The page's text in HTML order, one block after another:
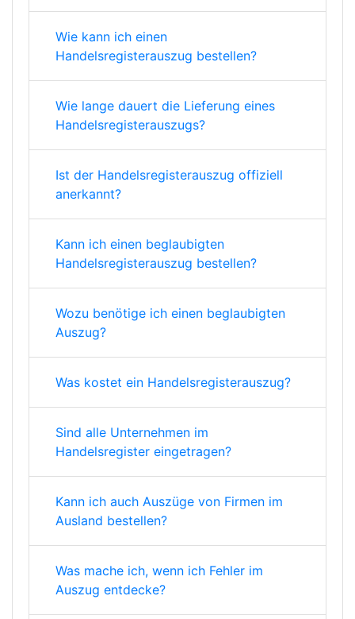
Wie kann ich einen
Handelsregisterauszug bestellen?
Wie lange dauert die Lieferung eines
Handelsregisterauszugs?
Ist der Handelsregisterauszug offiziell
anerkannt?
Kann ich einen beglaubigten
Handelsregisterauszug bestellen?
Wozu benötige ich einen beglaubigten
Auszug?
Was kostet ein Handelsregisterauszug?
Sind alle Unternehmen im
Handelsregister eingetragen?
Kann ich auch Auszüge von Firmen im
Ausland bestellen?
Was mache ich, wenn ich Fehler im
Auszug entdecke?